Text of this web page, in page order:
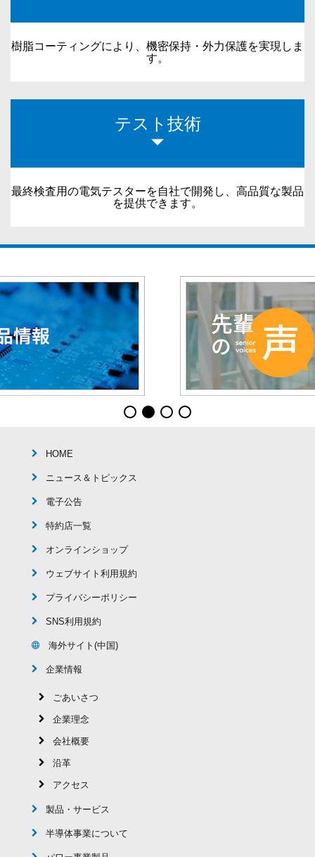
樹脂コーティングにより、機密保持・外力保護を実現しま
す。
テスト技術
最終検査用の電気テスターを自社で開発し、高品質な製品
を提供できます。
HOME
ニュース＆トピックス
電子公告
特約店一覧
オンラインショップ
ウェブサイト利用規約
プライバシーポリシー
SNS利用規約
海外サイト(中国)
企業情報
ごあいさつ
企業理念
会社概要
沿革
アクセス
製品・サービス
半導体事業について